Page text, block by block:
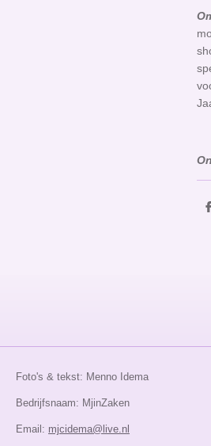
D
Foto's & tekst: Menno Idema
Bedrijfsnaam: MjinZaken
Email: mjcidema@live.nl